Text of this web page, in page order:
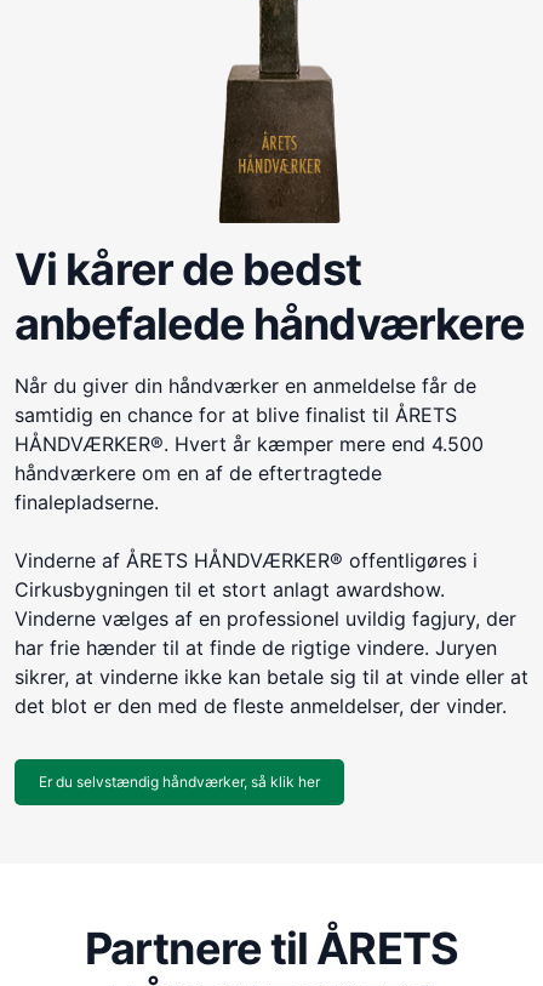
Vi kårer de bedst
anbefalede håndværkere
Når du giver din håndværker en anmeldelse får de
samtidig en chance for at blive finalist til ÅRETS
HÅNDVÆRKER®. Hvert år kæmper mere end 4.500
håndværkere om en af de eftertragtede
finalepladserne.
Vinderne af ÅRETS HÅNDVÆRKER® offentligøres i
Cirkusbygningen til et stort anlagt awardshow.
Vinderne vælges af en professionel uvildig fagjury, der
har frie hænder til at finde de rigtige vindere. Juryen
sikrer, at vinderne ikke kan betale sig til at vinde eller at
det blot er den med de fleste anmeldelser, der vinder.
Er du selvstændig håndværker, så klik her
Partnere til ÅRETS